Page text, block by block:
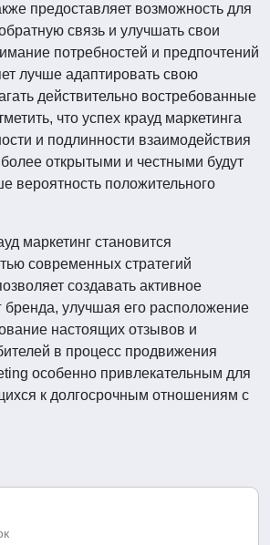
предоставляет возможность для
связь и улучшать свои
потребностей и предпочтений
лучше адаптировать свою
действительно востребованные
что успех крауд маркетинга
и подлинности взаимодействия
открытыми и честными будут
вероятность положительного
маркетинг становится
современных стратегий
создавать активное
бренда, улучшая его расположение
настоящих отзывов и
в процесс продвижения
особенно привлекательным для
к долгосрочным отношениям с